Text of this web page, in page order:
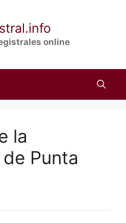
online
la
Punta